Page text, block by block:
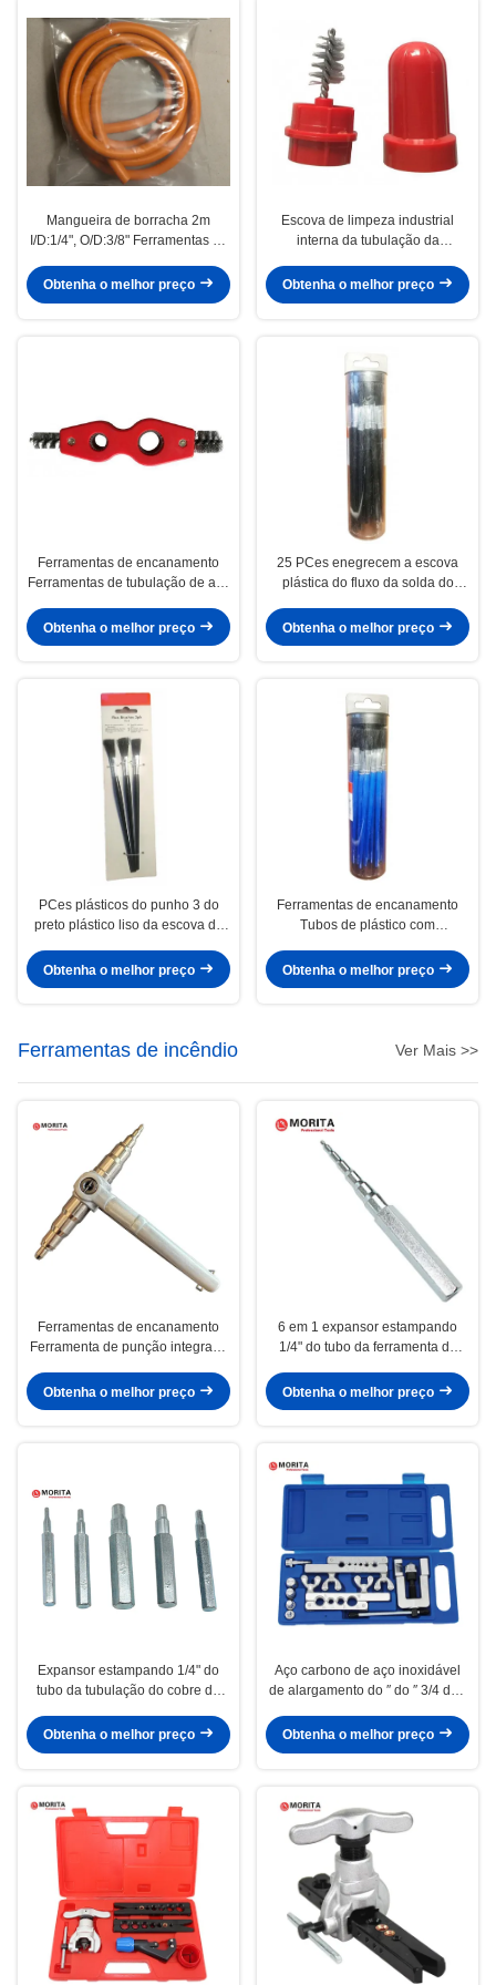
Mangueira de borracha 2m
I/D:1/4", O/D:3/8" Ferramentas de
para manômetro Stand-Up U
Gauge, teste de pressão de 3
Obtenha o melhor preço
Escova de limpeza industrial
interna da tubulação da
pequena da tubulação
Obtenha o melhor preço
Ferramentas de encanamento
Ferramentas de tubulação de aço
tubos Alto desempenho
Obtenha o melhor preço
25 PCes enegrecem a escova
plástica do fluxo da solda do
ácida do fluxo
Obtenha o melhor preço
PCes plásticos do punho 3 do
preto plástico liso da escova do
encanamento do punho
Obtenha o melhor preço
Ferramentas de encanamento
Tubos de plástico com
granel com alça de plástico azul
25 Pcs
Obtenha o melhor preço
Ferramentas de incêndio Ver Mais >>
Ferramentas de encanamento
Ferramenta de punção integrada
Obtenha o melhor preço
6 em 1 expansor estampando
1/4" do tubo da ferramenta do
1/2, 5/8 de ″, 3/4 de aço alto-
qualited do ″ conveniente levar
Obtenha o melhor preço
Expansor estampando 1/4" do
tubo da tubulação do cobre de
do perfurador, 5/16", 3/8", 1/2”,
5/8" dureza alta chapeamento de
Obtenha o melhor preço
Aço carbono de aço inoxidável
de alargamento do ″ do ″ 3/4 do ″
jogo de ferramentas 3/16" 1/4 de
Swagging que alarga-se & que
Obtenha o melhor preço